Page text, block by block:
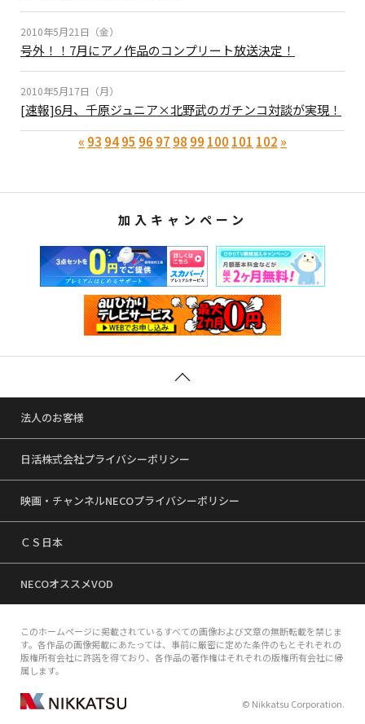
2010年5月21日（金）
号外！！7月にアノ作品のコンプリート放送決定！
2010年5月17日（月）
[速報]6月、千原ジュニア×北野武のガチンコ対談が実現！
« 93 9495 96 97 98 99 100 101 102 »
加入キャンペーン
法人のお客様
日活株式会社プライバシーポリシー
映画・チャンネルNECOプライバシーポリシー
ＣＳ日本
NECOオススメVOD
このホームページに掲載されているすべての画像および文章の無断転載を禁じま
す。各作品の画像掲載にあたっては、事前に厳密に定めた条件のもとそれぞれの
版権所有会社に許諾を得ており、各作品の著作権はそれぞれの版権所有会社に帰
属します。
© Nikkatsu Corporation.